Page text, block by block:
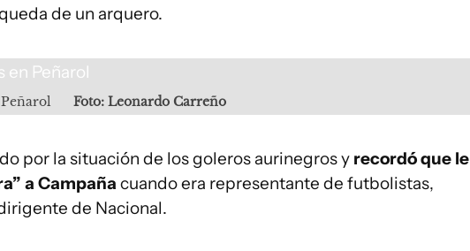
de un arquero.
Foto: Leonardo Carreño
por la situación de los goleros aurinegros y recordó que le
a Campaña cuando era representante de futbolistas,
de Nacional.